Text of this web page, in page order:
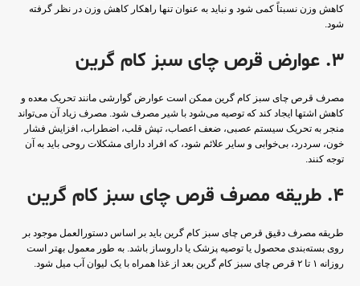
کاهش وزن نسبتاً کمی شود و نباید به عنوان تنها راهکار کاهش وزن در نظر گرفته
شود.
3. عوارض قرص چای سبز کام گرین
مصرف قرص چای سبز کام گرین ممکن است عوارض گوارشی مانند تحریک معده و
کاهش اشتها ایجاد کند که توصیه می‌شود با شیر مصرف شود. مصرف زیاد آن می‌تواند
منجر به تحریک سیستم عصبی، ضعف اعصاب، تپش قلب، اضطراب، افزایش فشار
خون، سردرد، بی‌خوابی و سایر علائم شود، که افراد دارای مشکلات روحی باید به آن
توجه کنند.
4. طریقه مصرف قرص چای سبز کام گرین
طریقه مصرف دقیق قرص چای سبز کام گرین باید بر اساس دستورالعمل موجود بر
روی بسته‌بندی محصول یا توصیه پزشک یا داروساز باشد. به طور معمول بهتر است
روزانه ۱ تا ۲ قرص چای سبز کام گرین بعد از غذا همراه با یک لیوان آب میل شود.